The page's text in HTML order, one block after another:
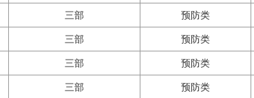
三部 预防类
三部 预防类
三部 预防类
三部 预防类